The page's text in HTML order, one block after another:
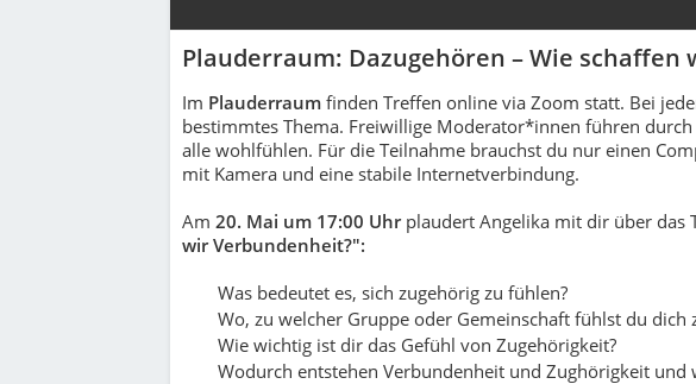
Plauderraum: Dazugehören – Wie schaffen
Im Plauderraum finden Treffen online via Zoom statt. Bei
bestimmtes Thema. Freiwillige Moderator*innen führen
alle wohlfühlen. Für die Teilnahme brauchst du nur einen
mit Kamera und eine stabile Internetverbindung.
Am 20. Mai um 17:00 Uhrplau­dert Angelika mit dir über das
wir Verbundenheit?":
Was bedeutet es, sich zugehörig zu fühlen?
Wo, zu welcher Gruppe oder Gemeinschaft fühlst du dich
Wie wichtig ist dir das Gefühl von Zugehörigkeit?
Wodurch entstehen Verbundenheit und Zughörigkeit und